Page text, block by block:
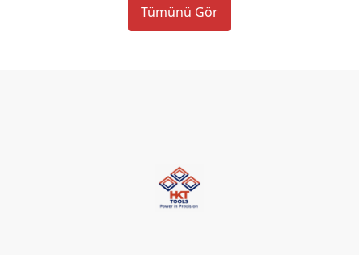
Tümünü Gör